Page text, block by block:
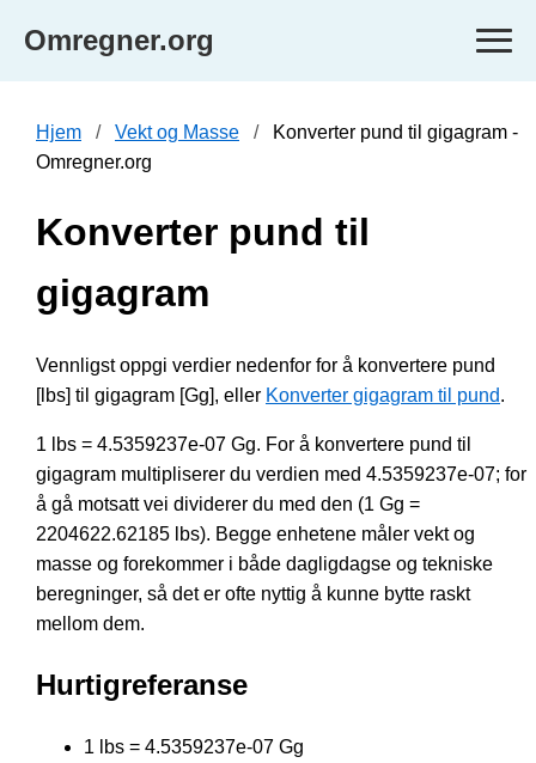
Omregner.org
Hjem Vekt og Masse
Konverter pund til gigagram -
Omregner.org
Konverter pund til
gigagram
Vennligst oppgi verdier nedenfor for å konvertere pund
[lbs] til gigagram [Gg], eller Konverter gigagram til pund.
1 lbs = 4.5359237e-07 Gg. For å konvertere pund til
gigagram multipliserer du verdien med 4.5359237e-07; for
å gå motsatt vei dividerer du med den (1 Gg =
2204622.62185 lbs). Begge enhetene måler vekt og
masse og forekommer i både dagligdagse og tekniske
beregninger, så det er ofte nyttig å kunne bytte raskt
mellom dem.
Hurtigreferanse
1 lbs = 4.5359237e-07 Gg